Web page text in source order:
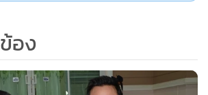
งหมวดจรูญ ในข้อหาหมิ่นประมาท ซึ่งได้
สามารถประนีประนอมกันได้ แต่มีข้อแม้ว่า
ตั้งโต๊ะแถลงข่าวให้มีบรรยากาศเสมือนกับ
อง